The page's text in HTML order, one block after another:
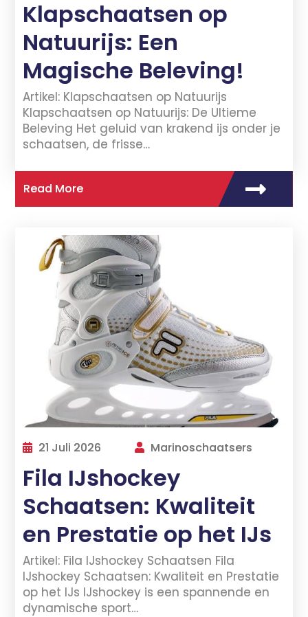
Klapschaatsen op
Natuurijs: Een
Magische Beleving!
Artikel: Klapschaatsen op Natuurijs
Klapschaatsen op Natuurijs: De Ultieme
Beleving Het geluid van krakend ijs onder je
schaatsen, de frisse…
Read More
21 Juli 2026 Marinoschaatsers
Fila IJshockey
Schaatsen: Kwaliteit
en Prestatie op het IJs
Artikel: Fila IJshockey Schaatsen Fila
IJshockey Schaatsen: Kwaliteit en Prestatie
op het IJs IJshockey is een spannende en
dynamische sport…